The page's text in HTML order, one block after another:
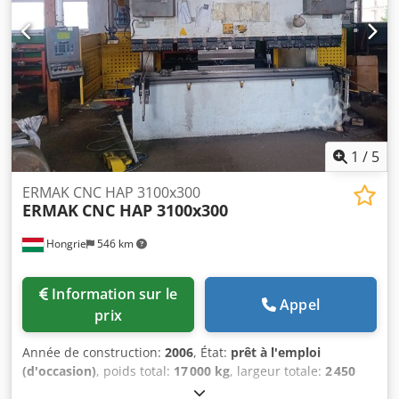
1 / 5
Hongrie 546 km
ERMAK CNC HAP 3100x300
ERMAK CNC HAP 3100x300
prix
Appel
Année de construction: 2006, État: prêt à l'emploi
(d'occasion), poids total: 17 000 kg, largeur totale: 2 450
3 300 mm